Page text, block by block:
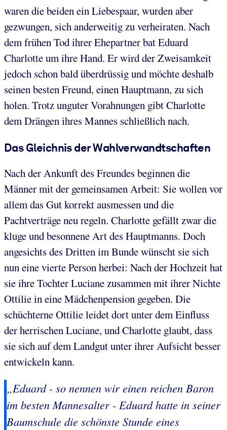
waren die beiden ein Liebespaar, wurden aber
gezwungen, sich anderweitig zu verheiraten. Nach
dem frühen Tod ihrer Ehepartner bat Eduard
Charlotte um ihre Hand. Er wird der Zweisamkeit
jedoch schon bald überdrüssig und möchte deshalb
seinen besten Freund, einen Hauptmann, zu sich
holen. Trotz unguter Vorahnungen gibt Charlotte
dem Drängen ihres Mannes schließlich nach.
Das Gleichnis der Wahlverwandtschaften
Nach der Ankunft des Freundes beginnen die
Männer mit der gemeinsamen Arbeit: Sie wollen vor
allem das Gut korrekt ausmessen und die
Pachtverträge neu regeln. Charlotte gefällt zwar die
kluge und besonnene Art des Hauptmanns. Doch
angesichts des Dritten im Bunde wünscht sie sich
nun eine vierte Person herbei: Nach der Hochzeit hat
sie ihre Tochter Luciane zusammen mit ihrer Nichte
Ottilie in eine Mädchenpension gegeben. Die
schüchterne Ottilie leidet dort unter dem Einfluss
der herrischen Luciane, und Charlotte glaubt, dass
sie sich auf dem Landgut unter ihrer Aufsicht besser
entwickeln kann.
„Eduard - so nennen wir einen reichen Baron
im besten Mannesalter - Eduard hatte in seiner
Baumschule die schönste Stunde eines